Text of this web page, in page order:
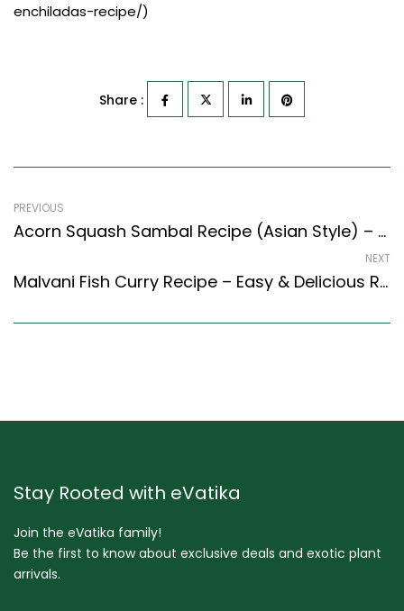
enchiladas-recipe/)
Share :
PREVIOUS
Acorn Squash Sambal Recipe (Asian Style) – Easy & Delicious Recipe
NEXT
Malvani Fish Curry Recipe – Easy & Delicious Recipe
Stay Rooted with eVatika
Join the eVatika family!
Be the first to know about exclusive deals and exotic plant
arrivals.